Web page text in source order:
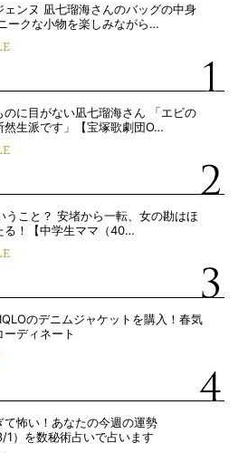
ェンヌ 凪七瑠海さんのバッグの中身
ークな小物を楽しみながら…
のに目がない凪七瑠海さん 「エビの
然生派です」【宝塚歌劇団O…
うこと？ 安堵から一転、女の勘はほ
る！【中学生ママ（40…
のデニムジャケットを購入！春気
ディネート
て怖い！あなたの今週の運勢
1）を数秘術占いで占います